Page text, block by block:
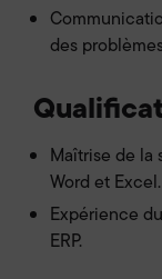
des
Maîtrise de la
Word et Excel.
Expérience
ERP.